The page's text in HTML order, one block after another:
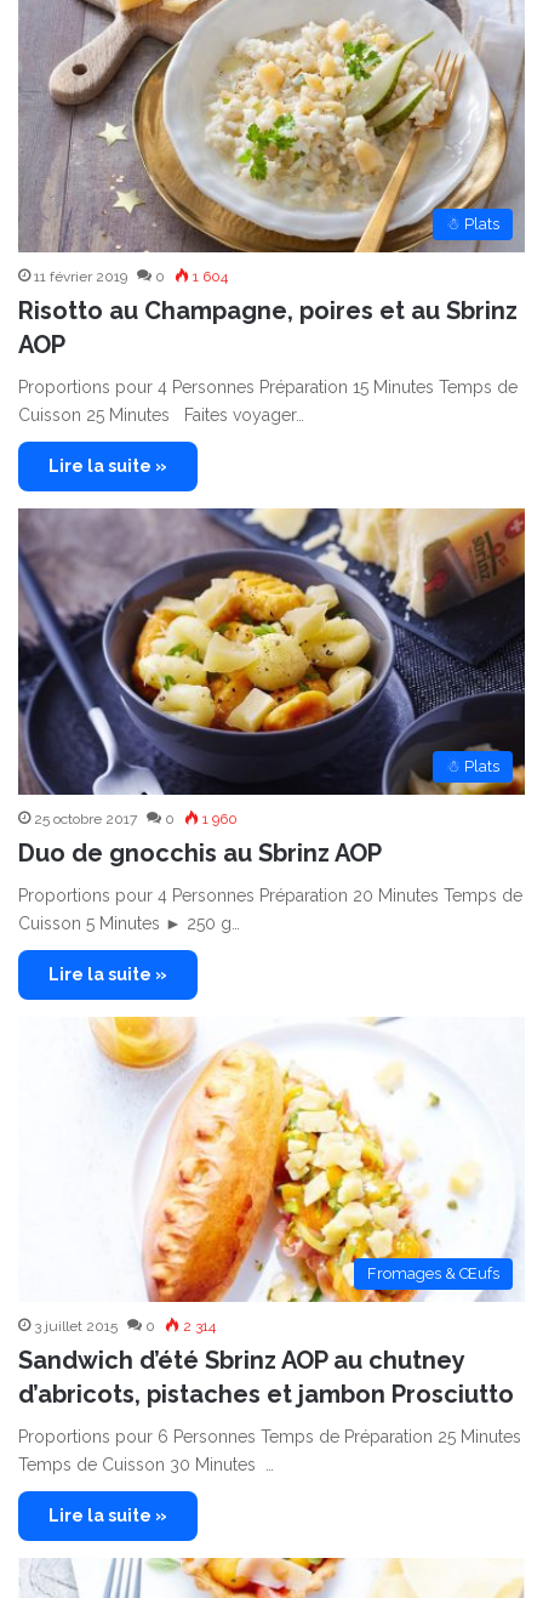
☃ Plats
11 février 2019 0 1 604
Risotto au Champagne, poires et au Sbrinz
AOP
Proportions pour 4 Personnes Préparation 15 Minutes Temps de
Cuisson 25 Minutes Faites voyager…
Lire la suite »
☃ Plats
25 octobre 2017 0 1 960
Duo de gnocchis au Sbrinz AOP
Proportions pour 4 Personnes Préparation 20 Minutes Temps de
Cuisson 5 Minutes ► 250 g…
Lire la suite »
Fromages & Œufs
3 juillet 2015 0 2 314
Sandwich d’été Sbrinz AOP au chutney
d’abricots, pistaches et jambon Prosciutto
Proportions pour 6 Personnes Temps de Préparation 25 Minutes
Temps de Cuisson 30 Minutes …
Lire la suite »